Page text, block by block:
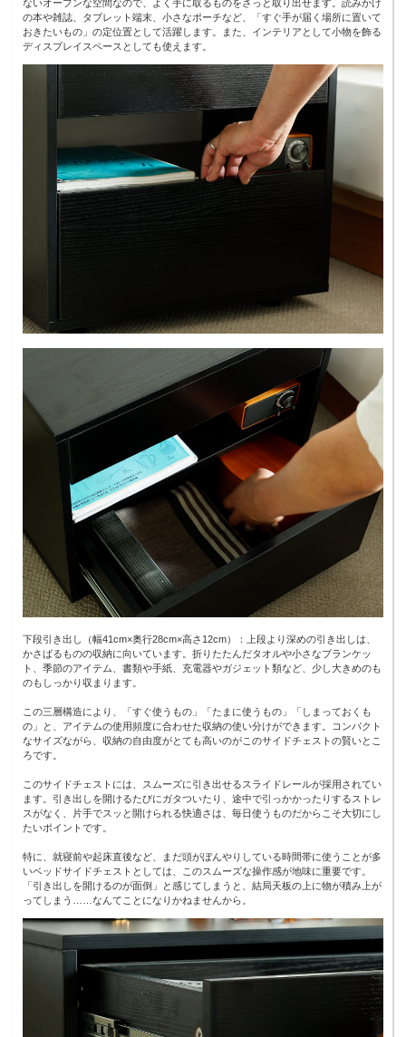
ないオープンな空間なので、よく手に取るものをさっと取り出せます。読みかけ
の本や雑誌、タブレット端末、小さなポーチなど、「すぐ手が届く場所に置いて
おきたいもの」の定位置として活躍します。また、インテリアとして小物を飾る
ディスプレイスペースとしても使えます。
下段引き出し（幅41cm×奥行28cm×高さ12cm）：上段より深めの引き出しは、
かさばるものの収納に向いています。折りたたんだタオルや小さなブランケッ
ト、季節のアイテム、書類や手紙、充電器やガジェット類など、少し大きめのも
のもしっかり収まります。
この三層構造により、「すぐ使うもの」「たまに使うもの」「しまっておくも
の」と、アイテムの使用頻度に合わせた収納の使い分けができます。コンパクト
なサイズながら、収納の自由度がとても高いのがこのサイドチェストの賢いとこ
ろです。
このサイドチェストには、スムーズに引き出せるスライドレールが採用されてい
ます。引き出しを開けるたびにガタついたり、途中で引っかかったりするストレ
スがなく、片手でスッと開けられる快適さは、毎日使うものだからこそ大切にし
たいポイントです。
特に、就寝前や起床直後など、まだ頭がぼんやりしている時間帯に使うことが多
いベッドサイドチェストとしては、このスムーズな操作感が地味に重要です。
「引き出しを開けるのが面倒」と感じてしまうと、結局天板の上に物が積み上が
ってしまう……なんてことになりかねませんから。